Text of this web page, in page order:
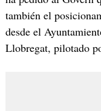
también el
desde el
Llobregat, pilotado